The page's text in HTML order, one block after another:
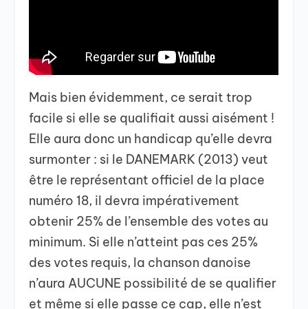
Mais bien évidemment, ce serait trop
facile si elle se qualifiait aussi aisément !
Elle aura donc un handicap qu’elle devra
surmonter : si le DANEMARK (2013) veut
être le représentant officiel de la place
numéro 18, il devra impérativement
obtenir 25% de l’ensemble des votes au
minimum. Si elle n’atteint pas ces 25%
des votes requis, la chanson danoise
n’aura AUCUNE possibilité de se qualifier
et même si elle passe ce cap, elle n’est